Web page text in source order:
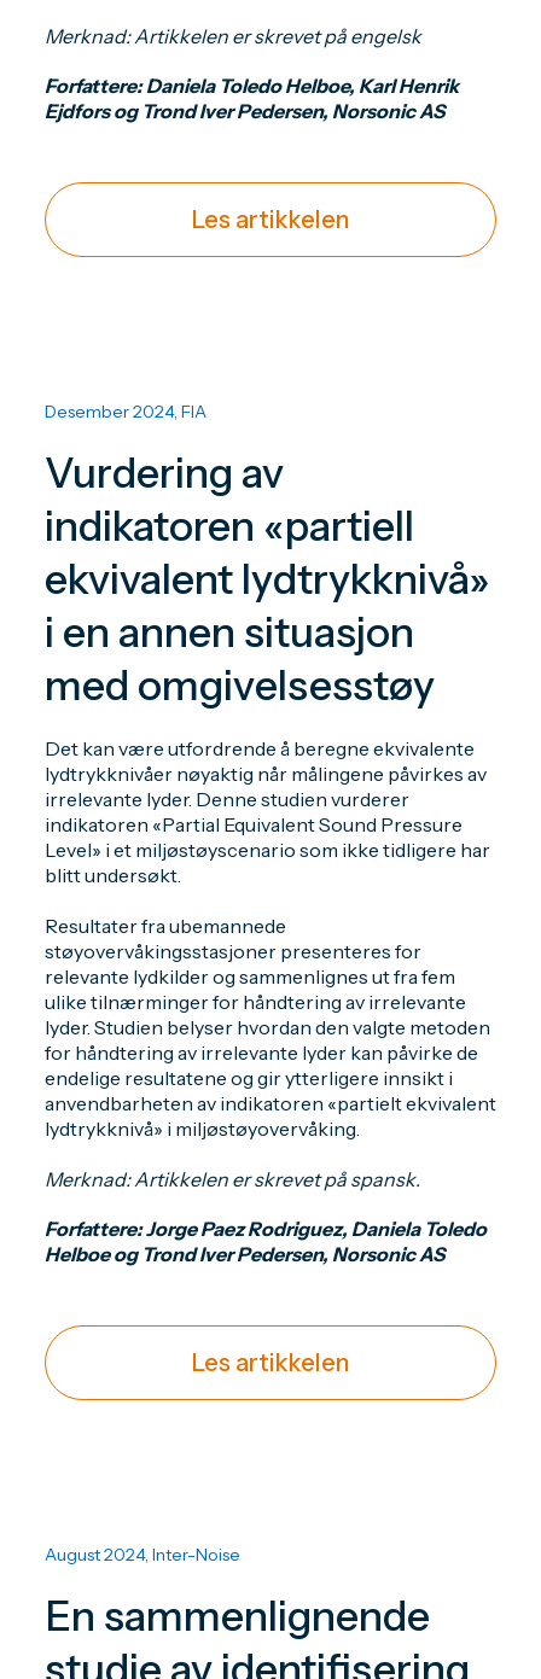
Merknad: Artikkelen er skrevet på engelsk
Forfattere: Daniela Toledo Helboe, Karl Henrik
Ejdfors og Trond Iver Pedersen, Norsonic AS
Les artikkelen
Desember 2024, FIA
Vurdering av
indikatoren «partiell
ekvivalent lydtrykknivå»
i en annen situasjon
med omgivelsesstøy
Det kan være utfordrende å beregne ekvivalente
lydtrykknivåer nøyaktig når målingene påvirkes av
irrelevante lyder. Denne studien vurderer
indikatoren «Partial Equivalent Sound Pressure
Level» i et miljøstøyscenario som ikke tidligere har
blitt undersøkt.
Resultater fra ubemannede
støyovervåkingsstasjoner presenteres for
relevante lydkilder og sammenlignes ut fra fem
ulike tilnærminger for håndtering av irrelevante
lyder. Studien belyser hvordan den valgte metoden
for håndtering av irrelevante lyder kan påvirke de
endelige resultatene og gir ytterligere innsikt i
anvendbarheten av indikatoren «partielt ekvivalent
lydtrykknivå» i miljøstøyovervåking.
Merknad: Artikkelen er skrevet på spansk.
Forfattere: Jorge Paez Rodriguez, Daniela Toledo
Helboe og Trond Iver Pedersen, Norsonic AS
Les artikkelen
August 2024, Inter-Noise
En sammenlignende